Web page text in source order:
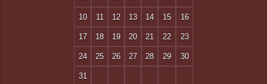
10 11 12 13 14 15 16
17 18 19 20 21 22 23
24 25 26 27 28 29 30
31